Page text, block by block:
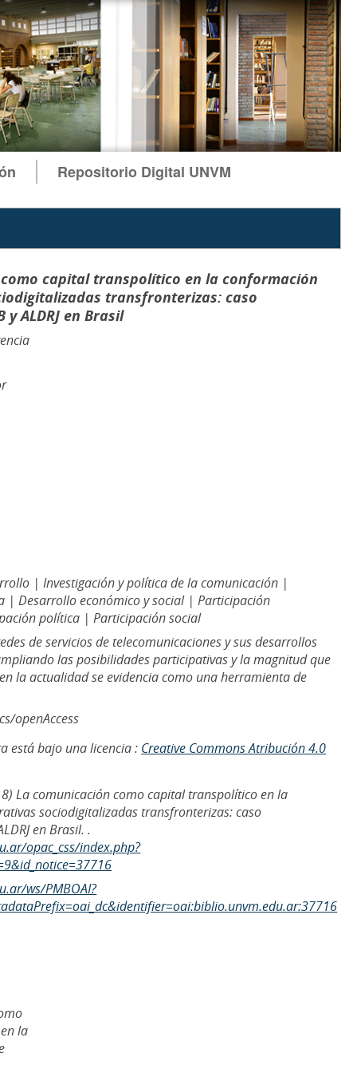
Repositorio Digital UNVM
capital transpolítico en la conformación
transfronterizas: caso
y ALDRJ en Brasil
| Investigación y política de la comunicación |
| Desarrollo económico y social | Participación
política | Participación social
de servicios de telecomunicaciones y sus desarrollos
las posibilidades participativas y la magnitud que
la actualidad se evidencia como una herramienta de
openAccess
está bajo una licencia : Creative Commons Atribución 4.0
La comunicación como capital transpolítico en la
sociodigitalizadas transfronterizas: caso
en Brasil. .
opac_css/index.php?
ws/PMBOAI?
la